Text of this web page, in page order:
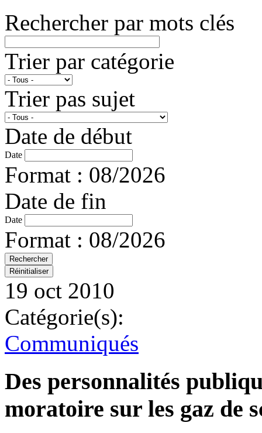
Rechercher par mots clés
Trier par catégorie
Trier pas sujet
Date de début
Date
Format : 08/2026
Date de fin
Date
Format : 08/2026
19 oct 2010
Catégorie(s):
Communiqués
Des personnalités
moratoire sur les gaz de